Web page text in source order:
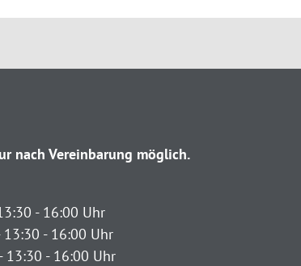
nach Vereinbarung möglich.
- 16:00 Uhr
- 16:00 Uhr
13:30 - 16:00 Uhr